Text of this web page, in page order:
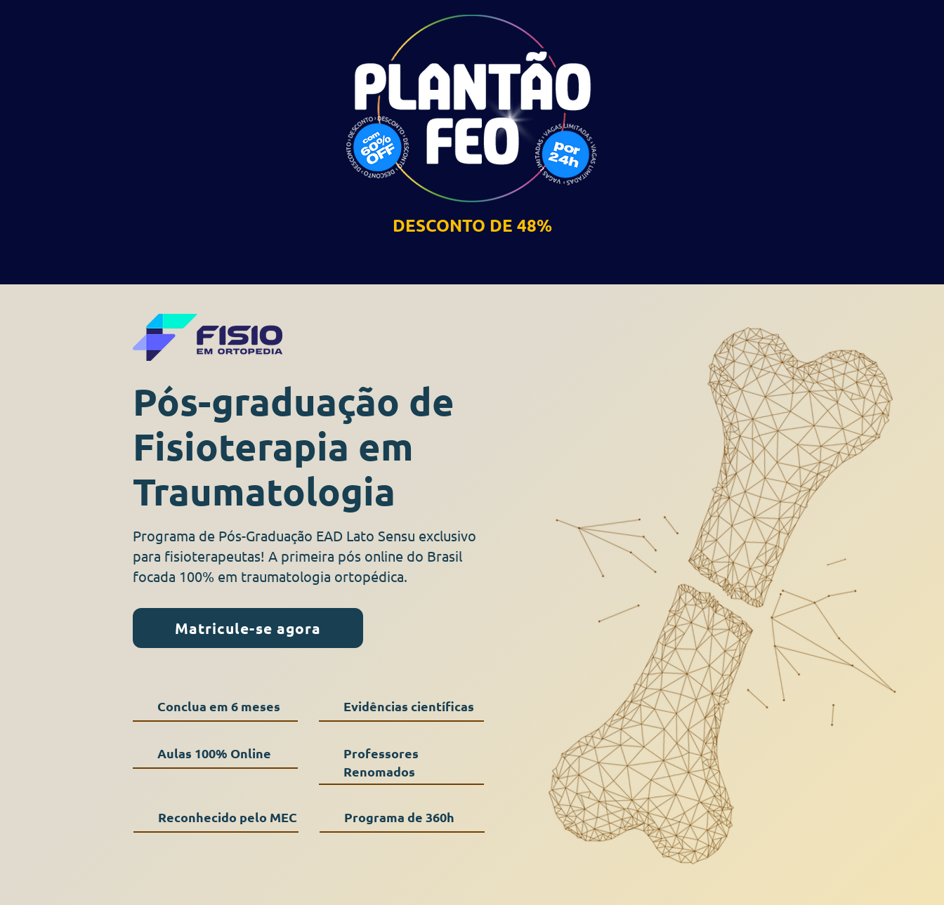
DESCONTO DE 48%
Pós-graduação de
Fisioterapia em
Traumatologia
Programa de Pós-Graduação EAD Lato Sensu exclusivo
para fisioterapeutas! A primeira pós online do Brasil
focada 100% em traumatologia ortopédica.
Matricule-se agora
Conclua em 6 meses
Aulas 100% Online
Reconhecido pelo MEC
Evidências científicas
Professores
Renomados
Programa de 360h